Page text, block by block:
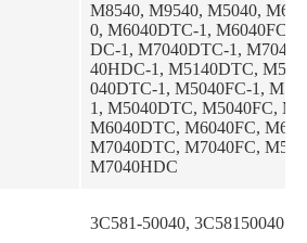
M8540, M9540, M5040,
0, M6040DTC-1, M6040FC-
DC-1, M7040DTC-1,
40HDC-1, M5140DTC,
040DTC-1, M5040FC-1,
1, M5040DTC, M5040FC,
M6040DTC, M6040FC,
M7040DTC, M7040FC,
M7040HDC
3C581-50040, 3C58150040